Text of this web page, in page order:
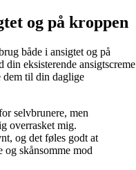
og på kroppen
både i ansigtet og på
din eksisterende ansigtscreme
dem til din daglige
selvbrunere, men
overrasket mig.
og det føles godt at
skånsomme mod